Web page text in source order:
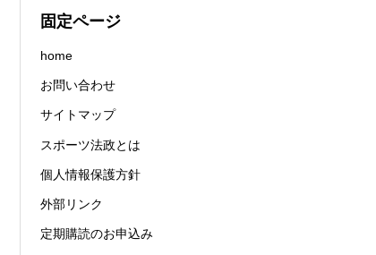
固定ページ
home
お問い合わせ
サイトマップ
スポーツ法政とは
個人情報保護方針
外部リンク
定期購読のお申込み